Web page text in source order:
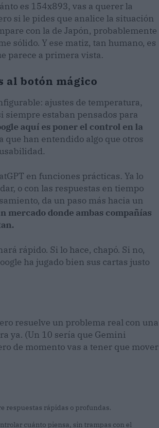
es 154x893, vas a querer la
si le pides que analice la situación
con la de Japón, probablemente
sólido. Y ese matiz, tan humano, es
parece a primera vista.
al botón mágico
ajustes de temperatura,
estaban pensados para
aquí es poner el control en la
que han entendido algo que otros
en funciones prácticas. Ya lo
o con las respuestas en tiempo
da un paso más hacia un
mercado donde ambas compañías
rápido. Si lo hace, chapó. Si no,
ha jugado bien sus cartas justo
resuelve un problema real con una
ya. (Un 10 sería que Gemini
de momento vas a tener que mover
respuestas rápidas o profundas.
cuánto piensa, sin trampas con el